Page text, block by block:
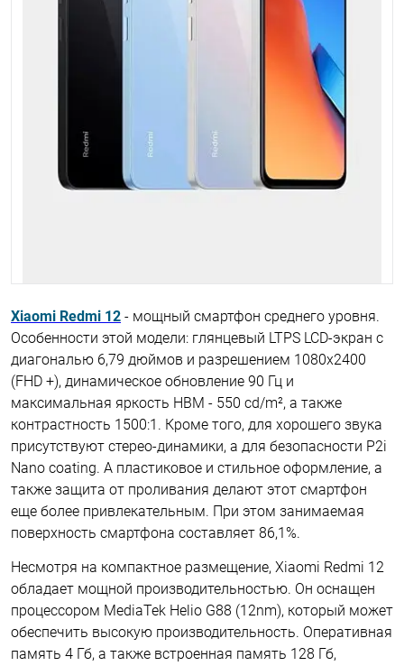
Xiaomi Redmi 12 - мощный смартфон среднего уровня.
Особенности этой модели: глянцевый LTPS LCD-экран с
диагональю 6,79 дюймов и разрешением 1080х2400
(FHD +), динамическое обновление 90 Гц и
максимальная яркость HBM - 550 cd/m², а также
контрастность 1500:1. Кроме того, для хорошего звука
присутствуют стерео-динамики, а для безопасности P2i
Nano coating. А пластиковое и стильное оформление, а
также защита от проливания делают этот смартфон
еще более привлекательным. При этом занимаемая
поверхность смартфона составляет 86,1%.
Несмотря на компактное размещение, Xiaomi Redmi 12
обладает мощной производительностью. Он оснащен
процессором MediaTek Helio G88 (12nm), который может
обеспечить высокую производительность. Оперативная
память 4 Гб, а также встроенная память 128 Гб,